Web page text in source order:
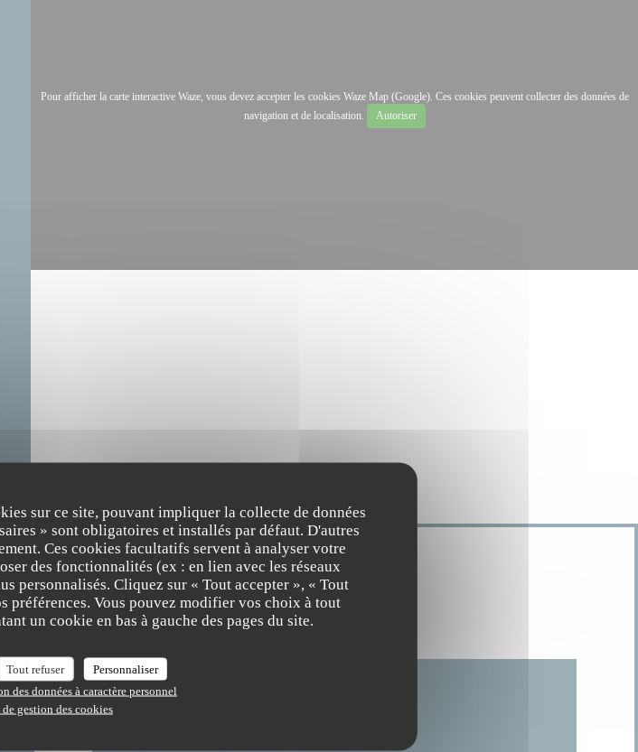
sur ce site, pouvant impliquer la collecte de données
» sont obligatoires et installés par défaut. D'autres
Ces cookies facultatifs servent à analyser votre
des fonctionnalités (ex : en lien avec les réseaux
personnalisés. Cliquez sur « Tout accepter », « Tout
préférences. Vous pouvez modifier vos choix à tout
un cookie en bas à gauche des pages du site.
Tout refuser
Personnaliser
des données à caractère personnel
gestion des cookies
Pour afficher la carte interactive Waze, vous devez accepter les cookies Waze Map (Google). Ces cookies peuvent collecter des données de
navigation et de localisation.
Autoriser
HORAIRES
Kitchen